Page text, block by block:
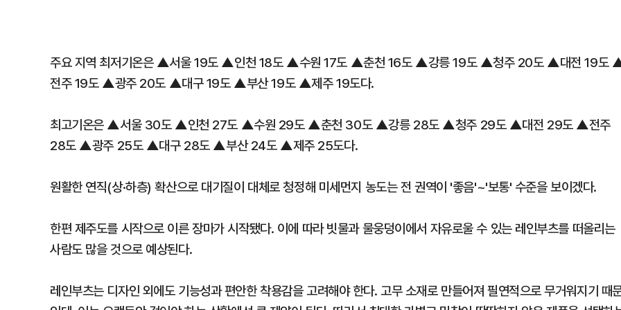
주요 지역 최저기온은 ▲서울 19도 ▲인천 18도 ▲수원 17도 ▲춘천 16도 ▲강릉 19도 ▲청주 20도 ▲대전 19도
전주 19도 ▲광주 20도 ▲대구 19도 ▲부산 19도 ▲제주 19도다.
최고기온은 ▲서울 30도 ▲인천 27도 ▲수원 29도 ▲춘천 30도 ▲강릉 28도 ▲청주 29도 ▲대전 29도 ▲전주
28도 ▲광주 25도 ▲대구 28도 ▲부산 24도 ▲제주 25도다.
원활한 연직(상·하층) 확산으로 대기질이 대체로 청정해 미세먼지 농도는 전 권역이 '좋음'~'보통' 수준을 보이겠다.
한편 제주도를 시작으로 이른 장마가 시작됐다. 이에 따라 빗물과 물웅덩이에서 자유로울 수 있는 레인부츠를 떠올리는
사람도 많을 것으로 예상된다.
레인부츠는 디자인 외에도 기능성과 편안한 착용감을 고려해야 한다. 고무 소재로 만들어져 필연적으로 무거워지기 때